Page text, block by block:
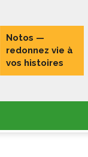
Notos —
redonnez vie à
vos histoires